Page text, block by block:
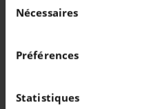
retirer votre
consultant la
Collecter des
duNécessaires
Préférences
Statistiques
entretien rassurés dans
véhicules avant toutes
* CAR-Pass